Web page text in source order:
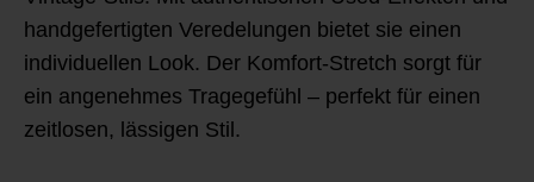
handgefertigten Veredelungen bietet sie einen
individuellen Look. Der Komfort-Stretch sorgt für
ein angenehmes Tragegefühl – perfekt für einen
zeitlosen, lässigen Stil.